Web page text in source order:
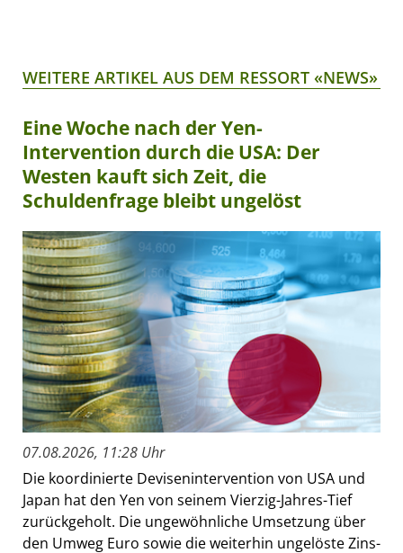
WEITERE ARTIKEL AUS DEM RESSORT «NEWS»
Eine Woche nach der Yen-
Intervention durch die USA: Der
Westen kauft sich Zeit, die
Schuldenfrage bleibt ungelöst
07.08.2026, 11:28 Uhr
Die koordinierte Devisenintervention von USA und
Japan hat den Yen von seinem Vierzig-Jahres-Tief
zurückgeholt. Die ungewöhnliche Umsetzung über
den Umweg Euro sowie die weiterhin ungelöste Zins-